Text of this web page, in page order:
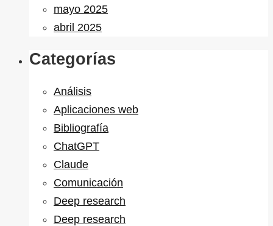
mayo 2025
abril 2025
Categorías
Análisis
Aplicaciones web
Bibliografía
ChatGPT
Claude
Comunicación
Deep research
Deep research